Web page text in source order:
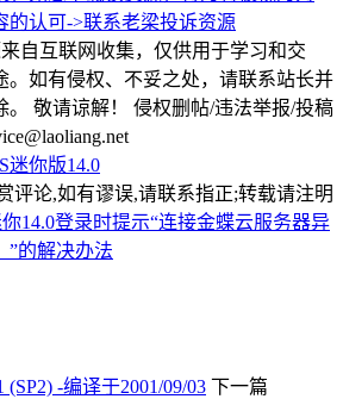
的认可->联系老梁投诉资源
自互联网收集，仅供用于学习和交
。如有侵权、不妥之处，请联系站长并
。 敬请谅解！ 侵权删帖/违法举报/投稿
迷你版14.0
评论,如有谬误,请联系指正;转载请注明
14.0登录时提示“连接金蝶云服务器异
”的解决办法
-编译于2001/09/03 下一篇